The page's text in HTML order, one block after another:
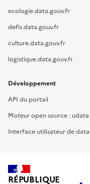
ecologie.data.gouv.fr
defis.data.gouv.fr
culture.data.gouv.fr
logistique.data.gouv.fr
Développement
API du portail
Moteur open source : udata
Interface utilisateur de
RÉPUBLIQUE